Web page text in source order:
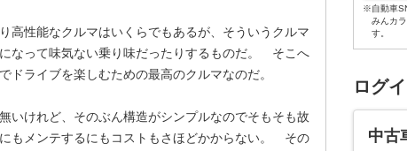
高性能なクルマはいくらでもあるが、そういうクルマ
なって味気ない乗り味だったりするものだ。 そこへ
ドライブを楽しむための最高のクルマなのだ。
いけれど、そのぶん構造がシンプルなのでそもそも故
もメンテするにもコストもさほどかからない。 その
※自動車
みんカ
す。
ログ
中古